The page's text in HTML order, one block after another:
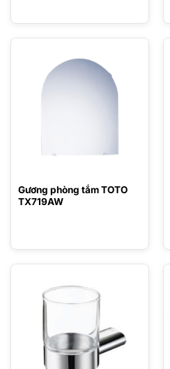
Gương phòng tắm TOTO
TX719AW